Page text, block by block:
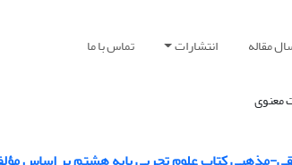
مقاله انتشارات تماس با ما
معنوی